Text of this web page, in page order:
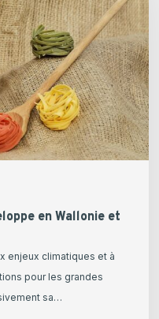
en Wallonie et
enjeux climatiques et à
pour les grandes
sa…